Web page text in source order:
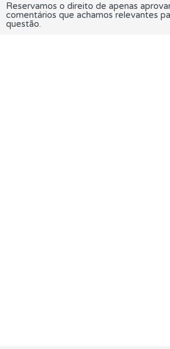
Reservamos o direito de apenas
comentários que achamos relevantes
questão.